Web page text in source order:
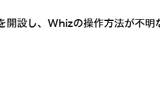
開設し、Whizの操作方法が不